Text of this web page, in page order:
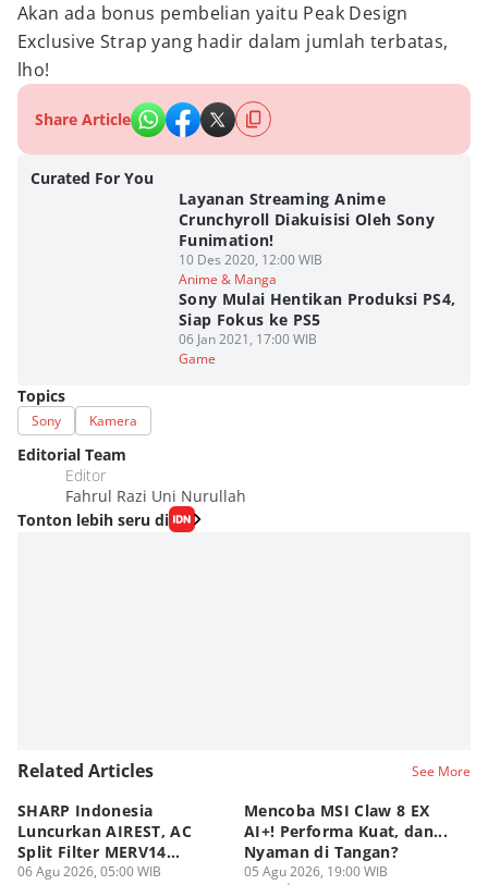
Akan ada bonus pembelian yaitu Peak Design
Exclusive Strap yang hadir dalam jumlah terbatas,
lho!
Share Article
Curated For You
Layanan Streaming Anime
Crunchyroll Diakuisisi Oleh Sony
Funimation!
10 Des 2020, 12:00 WIB
Anime & Manga
Sony Mulai Hentikan Produksi PS4,
Siap Fokus ke PS5
06 Jan 2021, 17:00 WIB
Game
Topics
Sony Kamera
Editorial Team
Editor
Fahrul Razi Uni Nurullah
Tonton lebih seru di
Related Articles See More
SHARP Indonesia
Luncurkan AIREST, AC
Split Filter MERV14
Perdana!
06 Agu 2026, 05:00 WIB
Mencoba MSI Claw 8 EX
AI+! Performa Kuat, dan...
Nyaman di Tangan?
05 Agu 2026, 19:00 WIB